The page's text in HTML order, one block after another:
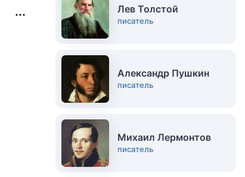
Лев Толстой
писатель
Александр Пушкин
писатель
Михаил Лермонтов
писатель